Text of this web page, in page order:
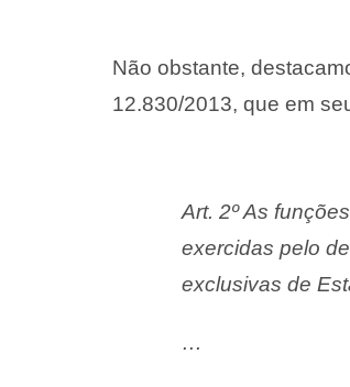
Não obstante,
12.830/2013, que em
Art. 2º As
exercidas pelo
exclusivas de
…